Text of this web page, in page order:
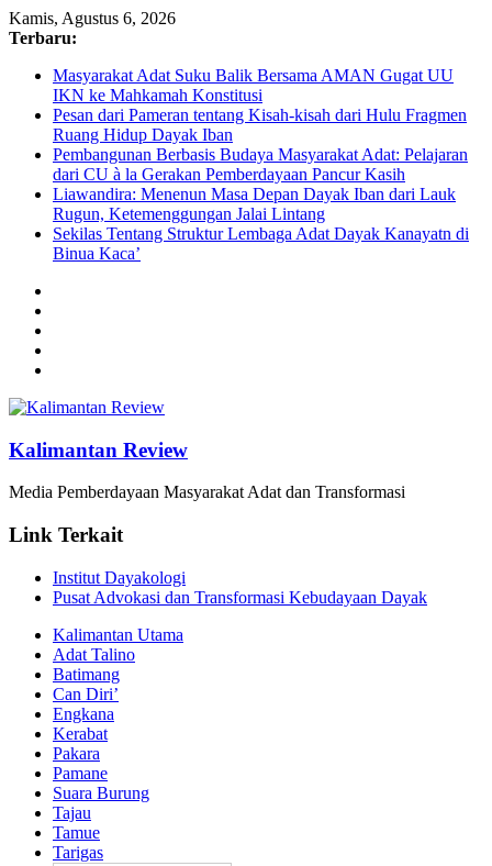
Kamis, Agustus 6, 2026
Terbaru:
Masyarakat Adat Suku Balik Bersama AMAN Gugat UU
IKN ke Mahkamah Konstitusi
Pesan dari Pameran tentang Kisah-kisah dari Hulu Fragmen
Ruang Hidup Dayak Iban
Pembangunan Berbasis Budaya Masyarakat Adat: Pelajaran
dari CU à la Gerakan Pemberdayaan Pancur Kasih
Liawandira: Menenun Masa Depan Dayak Iban dari Lauk
Rugun, Ketemenggungan Jalai Lintang
Sekilas Tentang Struktur Lembaga Adat Dayak Kanayatn di
Binua Kaca’
Kalimantan Review
Media Pemberdayaan Masyarakat Adat dan Transformasi
Link Terkait
Institut Dayakologi
Pusat Advokasi dan Transformasi Kebudayaan Dayak
Kalimantan Utama
Adat Talino
Batimang
Can Diri’
Engkana
Kerabat
Pakara
Pamane
Suara Burung
Tajau
Tamue
Tarigas